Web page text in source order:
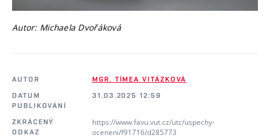
Autor: Michaela Dvořáková
AUTOR
MGR. TÍMEA VITÁZKOVÁ
DATUM
PUBLIKOVÁNÍ
31.03.2025 12:59
ZKRÁCENÝ
ODKAZ
https://www.favu.vut.cz/utc/uspechy-
oceneni/f91716/d285773